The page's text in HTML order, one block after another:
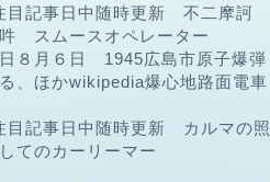
目記事日中随時更新 不二摩訶
スムースオペレーター
８月６日 1945広島市原子爆弾
、ほかwikipedia爆心地路面電車
目記事日中随時更新 カルマの照
てのカーリーマー